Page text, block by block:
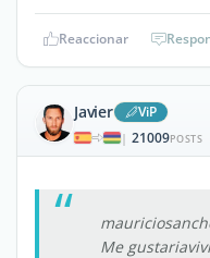
Reaccionar
Javier ViP
| 21009POSTS
Me